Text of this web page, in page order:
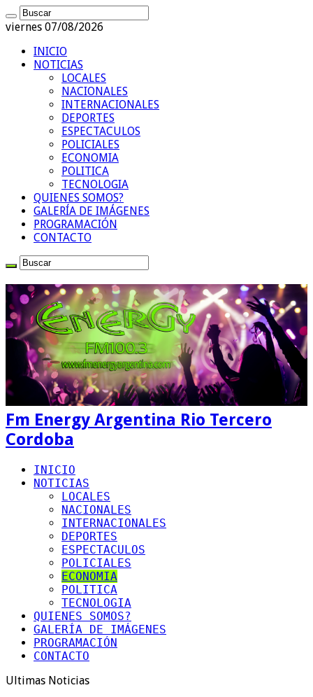
viernes 07/08/2026
INICIO
NOTICIAS
LOCALES
NACIONALES
INTERNACIONALES
DEPORTES
ESPECTACULOS
POLICIALES
ECONOMIA
POLITICA
TECNOLOGIA
QUIENES SOMOS?
GALERÍA DE IMÁGENES
PROGRAMACIÓN
CONTACTO
Fm Energy Argentina Rio Tercero
Cordoba
INICIO
NOTICIAS
LOCALES
NACIONALES
INTERNACIONALES
DEPORTES
ESPECTACULOS
POLICIALES
ECONOMIA
POLITICA
TECNOLOGIA
QUIENES SOMOS?
GALERÍA DE IMÁGENES
PROGRAMACIÓN
CONTACTO
Ultimas Noticias